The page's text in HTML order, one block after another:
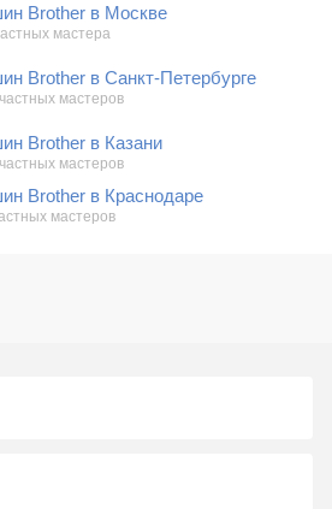
Brother в Москве
мастера
Brother в Санкт-Петербурге
мастеров
Brother в Казани
мастеров
Brother в Краснодаре
мастеров